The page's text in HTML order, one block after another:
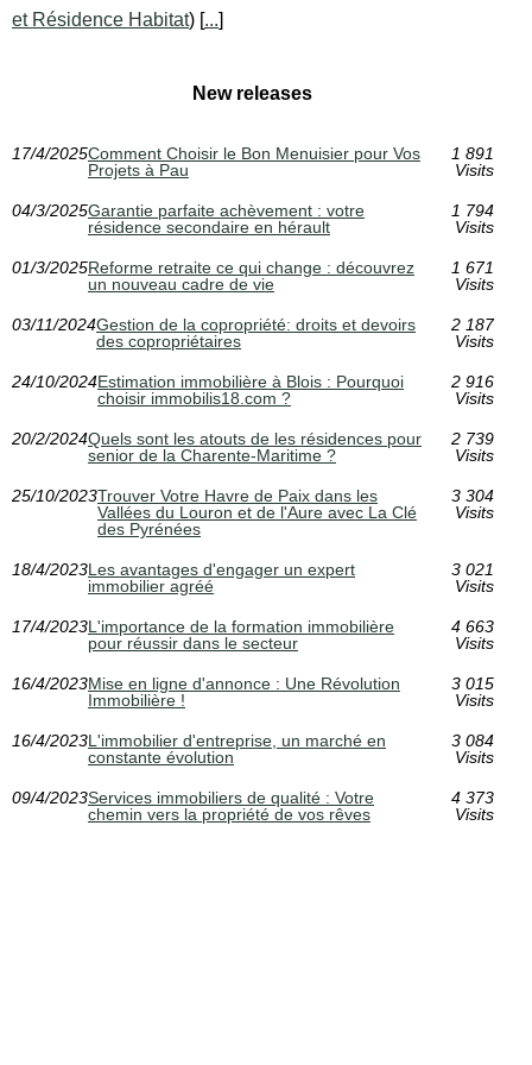
et Résidence Habitat) [...]
New releases
17/4/2025Comment Choisir le Bon Menuisier pour Vos
Projets à Pau
1 891
Visits
04/3/2025Garantie parfaite achèvement : votre
résidence secondaire en hérault
1 794
Visits
01/3/2025Reforme retraite ce qui change : découvrez
un nouveau cadre de vie
1 671
Visits
03/11/2024Gestion de la copropriété: droits et devoirs
des copropriétaires
2 187
Visits
24/10/2024Estimation immobilière à Blois : Pourquoi
choisir immobilis18.com ?
2 916
Visits
20/2/2024Quels sont les atouts de les résidences pour
senior de la Charente-Maritime ?
2 739
Visits
25/10/2023Trouver Votre Havre de Paix dans les
Vallées du Louron et de l'Aure avec La Clé
des Pyrénées
3 304
Visits
18/4/2023Les avantages d'engager un expert
immobilier agréé
3 021
Visits
17/4/2023L'importance de la formation immobilière
pour réussir dans le secteur
4 663
Visits
16/4/2023Mise en ligne d'annonce : Une Révolution
Immobilière !
3 015
Visits
16/4/2023L'immobilier d'entreprise, un marché en
constante évolution
3 084
Visits
09/4/2023Services immobiliers de qualité : Votre
chemin vers la propriété de vos rêves
4 373
Visits